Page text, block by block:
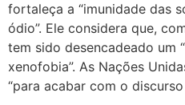
fortaleça a “imunidade das
ódio”. Ele considera que,
tem sido desencadeado um
xenofobia”. As Nações
“para acabar com o